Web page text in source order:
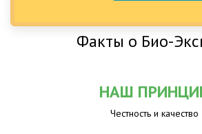
Факты о Био-
НАШ
Честность и качество